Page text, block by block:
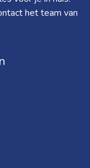
het team van